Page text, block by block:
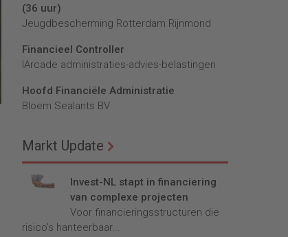
(36 uur)
Jeugdbescherming Rotterdam Rijnmond
Financieel Controller
lArcade administraties-advies-belastingen
Hoofd Financiële Administratie
Bloem Sealants BV
Markt Update
Invest-NL stapt in financiering
van complexe projecten
Voor financieringsstructuren die
risico’s hanteerbaar...